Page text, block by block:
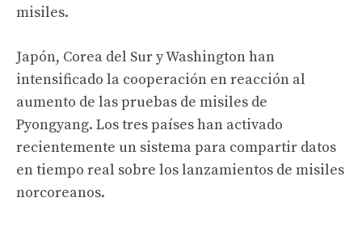
misiles.
Japón, Corea del Sur y Washington han
intensificado la cooperación en reacción al
aumento de las pruebas de misiles de
Pyongyang. Los tres países han activado
recientemente un sistema para compartir datos
en tiempo real sobre los lanzamientos de misiles
norcoreanos.